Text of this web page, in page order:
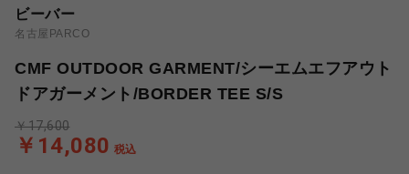
ビーバー
名古屋PARCO
CMF OUTDOOR GARMENT/シーエムエフアウト
ドアガーメント/BORDER TEE S/S
￥14,080 税込
￥17,600